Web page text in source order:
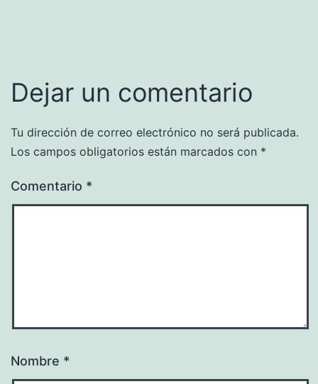
Dejar un comentario
Tu dirección de correo electrónico no será publicada.
Los campos obligatorios están marcados con *
Comentario *
Nombre *